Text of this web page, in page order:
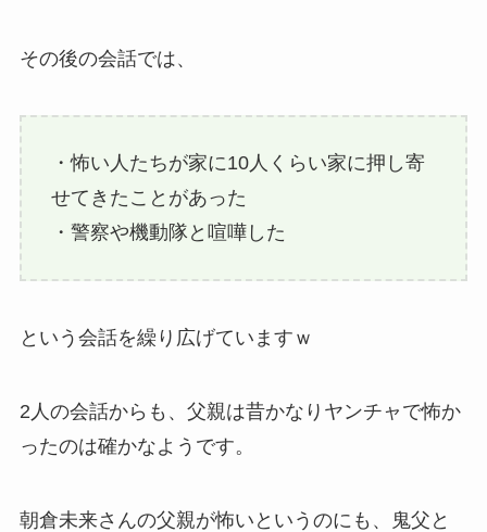
その後の会話では、
・怖い人たちが家に10人くらい家に押し寄
せてきたことがあった
・警察や機動隊と喧嘩した
という会話を繰り広げていますｗ
2人の会話からも、父親は昔かなりヤンチャで怖か
ったのは確かなようです。
朝倉未来さんの父親が怖いというのにも、鬼父と